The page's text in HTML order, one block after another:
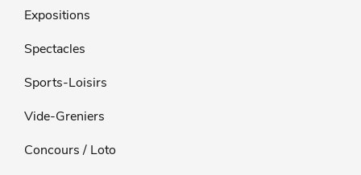
Expositions
Spectacles
Sports-Loisirs
Vide-Greniers
Concours / Loto